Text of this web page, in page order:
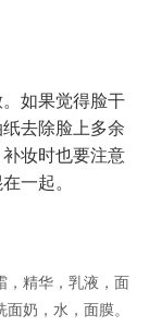
如果觉得脸干
去除脸上多余
妆时也要注意
一起。
，精华，乳液，面
奶，水，面膜。